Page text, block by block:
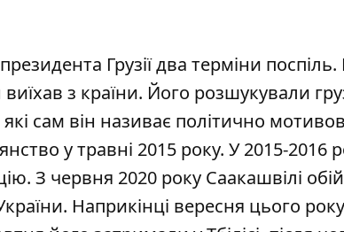
Грузії два терміни поспіль.
з країни. Його розшукували
сам він називає політично
у травні 2015 року. У 2015-2016
З червня 2020 року Саакашвілі
Наприкінці вересня цього